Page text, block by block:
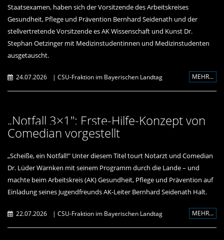
Staatsexamen, haben sich der Vorsitzende des Arbeitskreises
Gesundheit, Pflege und Prävention Bernhard Seidenath und der
stellvertretende Vorsitzende es AK Wissenschaft und Kunst Dr.
Stephan Oetzinger mit Medizinstudentinnen und Medizinstudenten
ausgetauscht.
24.07.2026 | CSU-Fraktion im Bayerischen Landtag MEHR...
Notfall 3×1": Erste-Hilfe-Konzept von
Comedian vorgestellt
Scheiße, ein Notfall!" Unter diesem Titel tourt Notarzt und Comedian
Dr. Lüder Warnken mit seinem Programm durch die Lande – und
machte beim Arbeitskreis (AK) Gesundheit, Pflege und Prävention auf
Einladung seines Jugendfreunds AK-Leiter Bernhard Seidenath Halt.
22.07.2026 | CSU-Fraktion im Bayerischen Landtag MEHR...